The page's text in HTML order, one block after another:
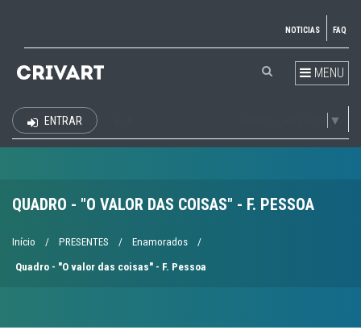
NOTICIAS FAQ
MENU
▼
ENTRAR
QUADRO - "O VALOR DAS COISAS" - F. PESSOA
Início / PRESENTES / Enamorados /
Quadro - "O valor das coisas" - F. Pessoa